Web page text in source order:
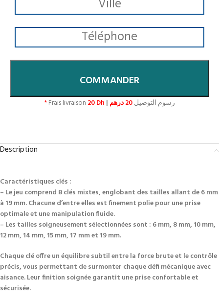
COMMANDER
*Frais livraison 20 Dh | رسوم التوصيل20 درهم
Description
Caractéristiques clés :
– Le jeu comprend 8 clés mixtes, englobant des tailles allant de 6 mm
à 19 mm. Chacune d’entre elles est finement polie pour une prise
optimale et une manipulation fluide.
– Les tailles soigneusement sélectionnées sont : 6 mm, 8 mm, 10 mm,
12 mm, 14 mm, 15 mm, 17 mm et 19 mm.
Chaque clé offre un équilibre subtil entre la force brute et le contrôle
précis, vous permettant de surmonter chaque défi mécanique avec
aisance. Leur finition soignée garantit une prise confortable et
sécurisée.